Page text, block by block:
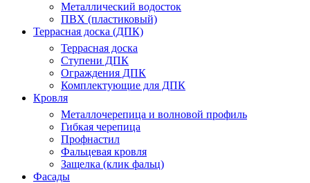
Металлический водосток
ПВХ (пластиковый)
Террасная доска (ДПК)
Террасная доска
Ступени ДПК
Ограждения ДПК
Комплектующие для ДПК
Кровля
Металлочерепица и волновой профиль
Гибкая черепица
Профнастил
Фальцевая кровля
Защелка (клик фальц)
Фасады